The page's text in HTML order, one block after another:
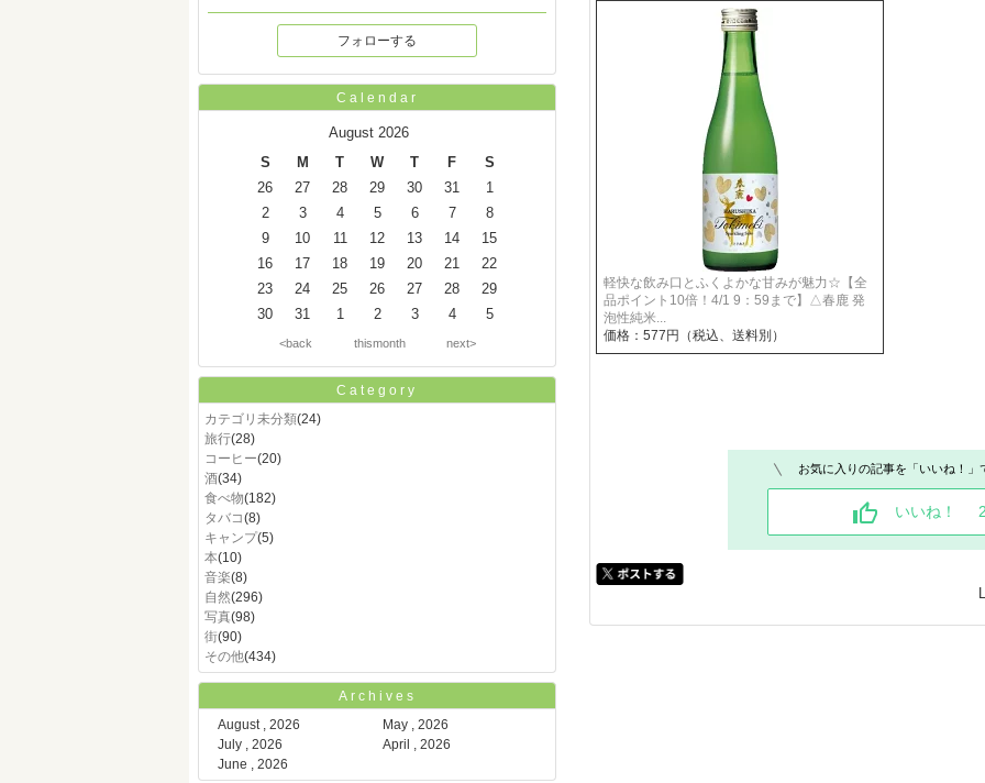
フォローする
Calendar
August 2026
S
M T W T F
S
26
27 28 29 30 31
1
2
3 4 5 6 7
8
9
10 11 12 13 14
15
16
17 18 19 20 21
22
23
24 25 26 27 28
29
30
31 1 2 3 4 5
<back thismonth next>
Category
カテゴリ未分類(24)
旅行(28)
コーヒー(20)
酒(34)
食べ物(182)
タバコ(8)
キャンプ(5)
本(10)
音楽(8)
自然(296)
写真(98)
街(90)
その他(434)
Archives
August , 2026
July , 2026
June , 2026
May , 2026
April , 2026
軽快な飲み口とふくよかな甘みが魅力☆【全
品ポイント10倍！4/1 9：59まで】△春鹿 発
泡性純米...
価格：577円（税込、送料別）
お気に入りの記事を「いいね！」
いいね！